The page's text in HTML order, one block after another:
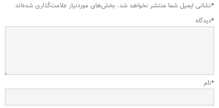
نشانی ایمیل شما منتشر نخواهد شد. بخش‌های موردنیاز علامت‌گذاری شده‌اند
*
دیدگاه*
نام*